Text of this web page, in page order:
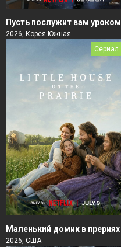
Пусть послужит вам уроком
2026, Корея Южная
Сериал
Маленький домик в прериях
2026, США